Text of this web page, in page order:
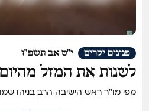
י"ט אב תשפ"ו פנינים יקרים
לשנות את המזל
מפי מו''ר ראש הישיבה הרב בניהו שמואלי שליט''א